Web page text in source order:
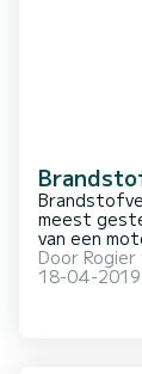
meest
van een
verbruikt de
brandstof
Door
18-04-2019